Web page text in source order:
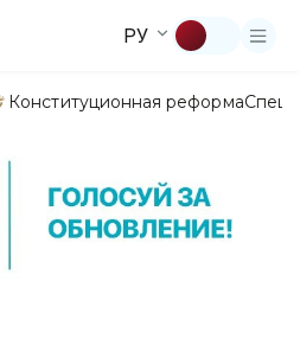
РУ
Конституционная реформа